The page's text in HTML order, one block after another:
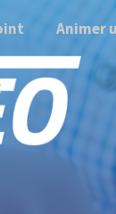
Animer